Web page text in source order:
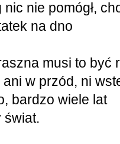
nie pomógł,
na dno
musi to być
w przód, ni
bardzo wiele lat
świat.